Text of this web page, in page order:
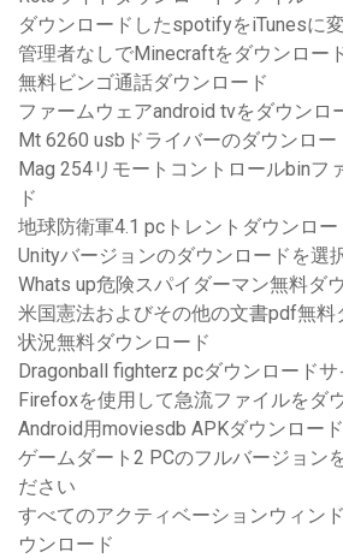
ダウンロードしたspotifyをiTunesに
管理者なしでMinecraftをダウンロー
無料ビンゴ通話ダウンロード
ファームウェアandroid tvをダウンロ
Mt 6260 usbドライバーのダウンロー
Mag 254リモートコントロールbinフ
ド
地球防衛軍4.1 pcトレントダウンロー
Unityバージョンのダウンロードを選
Whats up危険スパイダーマン無料ダ
米国憲法およびその他の文書pdf無料
状況無料ダウンロード
Dragonball fighterz pcダウンロード
Firefoxを使用して急流ファイルをダ
Android用moviesdb APKダウンロード
ゲームダート2 PCのフルバージョン
ださい
すべてのアクティベーションウィン
ウンロード